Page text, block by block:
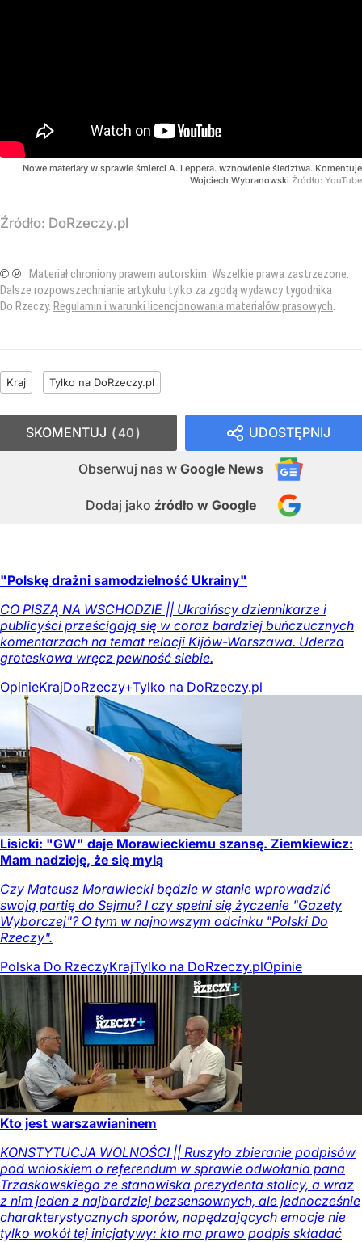
Nowe materiały w sprawie śmierci A. Leppera. wznowienie śledztwa. Komentuje
Wojciech Wybranowski Źródło: YouTube
Źródło: DoRzeczy.pl
© ℗
Materiał chroniony prawem autorskim. Wszelkie prawa zastrzeżone.
Dalsze rozpowszechnianie artykułu tylko za zgodą wydawcy tygodnika
Do Rzeczy. Regulamin i warunki licencjonowania materiałów prasowych.
Kraj Tylko na DoRzeczy.pl
UDOSTĘPNIJ
Obserwuj nas w Google News
Dodaj jako źródło w Google
SKOMENTUJ 40
"Polskę drażni samodzielność Ukrainy"
CO PISZĄ NA WSCHODZIE || Ukraińscy dziennikarze i
publicyści prześcigają się w coraz bardziej buńczucznych
komentarzach na temat relacji Kijów-Warszawa. Uderza
groteskowa wręcz pewność siebie.
OpinieKrajDoRzeczy+Tylko na DoRzeczy.pl
Lisicki: "GW" daje Morawieckiemu szansę. Ziemkiewicz:
Mam nadzieję, że się mylą
Czy Mateusz Morawiecki będzie w stanie wprowadzić
swoją partię do Sejmu? I czy spełni się życzenie "Gazety
Wyborczej"? O tym w najnowszym odcinku "Polski Do
Rzeczy".
Polska Do RzeczyKrajTylko na DoRzeczy.plOpinie
Kto jest warszawianinem
KONSTYTUCJA WOLNOŚCI || Ruszyło zbieranie podpisów
pod wnioskiem o referendum w sprawie odwołania pana
Trzaskowskiego ze stanowiska prezydenta stolicy, a wraz
z nim jeden z najbardziej bezsensownych, ale jednocześnie
charakterystycznych sporów, napędzających emocje nie
tylko wokół tej inicjatywy: kto ma prawo podpis składać